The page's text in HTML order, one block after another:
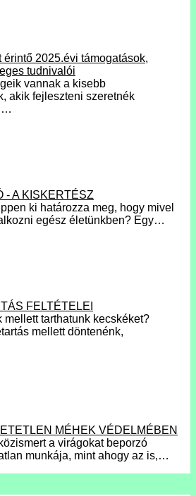
érintő 2025.évi támogatások,
tudnivalói
vannak a kisebb
akik fejleszteni szeretnék
- A KISKERTÉSZ
ki határozza meg, hogy mivel
egész életünkben? Egy…
FELTÉTELEI
mellett tarthatunk kecskéket?
mellett döntenénk,
MÉHEK VÉDELMÉBEN
a virágokat beporzó
munkája, mint ahogy az is,…